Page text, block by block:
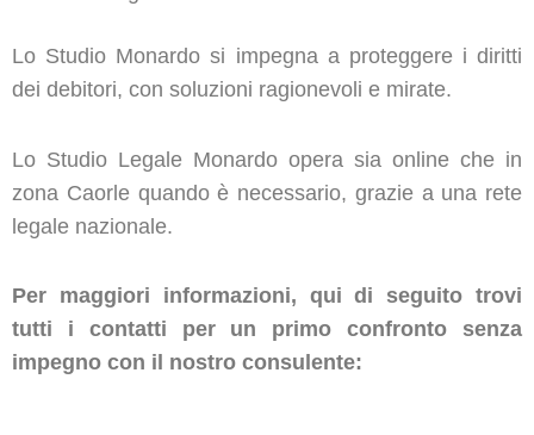
Lo Studio Monardo si impegna a proteggere i diritti
dei debitori, con soluzioni ragionevoli e mirate.
Lo Studio Legale Monardo opera sia online che in
zona Caorle quando è necessario, grazie a una rete
legale nazionale.
Per maggiori informazioni, qui di seguito trovi
tutti i contatti per un primo confronto senza
impegno con il nostro consulente: